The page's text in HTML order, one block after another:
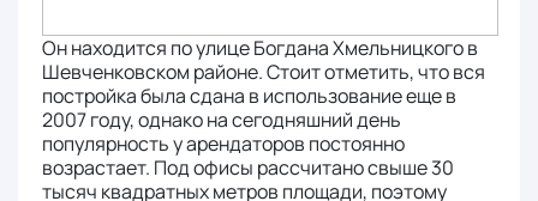
Он находится по улице Богдана Хмельницкого в
Шевченковском районе. Стоит отметить, что вся
постройка была сдана в использование еще в
2007 году, однако на сегодняшний день
популярность у арендаторов постоянно
возрастает. Под офисы рассчитано свыше 30
тысяч квадратных метров площади, поэтому